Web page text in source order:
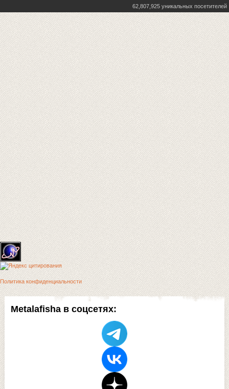
Metalafisha в соцсетях:
62,807,925 уникальных посетителей
Политика конфиденциальности